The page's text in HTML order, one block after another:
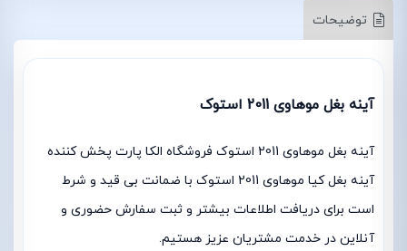
توضیحات
آینه بغل موهاوی 2011 استوک
آینه بغل موهاوی 2011 استوک فروشگاه الکا پارت پخش کننده
آینه بغل کیا موهاوی 2011 استوک با ضمانت بی قید و شرط
است برای دریافت اطلاعات بیشتر و ثبت سفارش حضوری و
آنلاین در خدمت مشتریان عزیز هستیم.